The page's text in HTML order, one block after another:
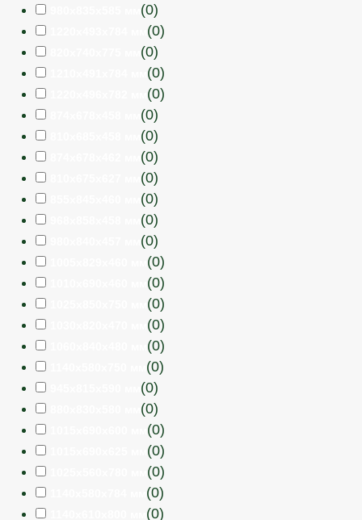
(0)
(0)
(0)
(0)
(0)
(0)
(0)
(0)
(0)
(0)
(0)
(0)
(0)
(0)
(0)
(0)
(0)
(0)
(0)
(0)
(0)
(0)
(0)
(0)
(0)